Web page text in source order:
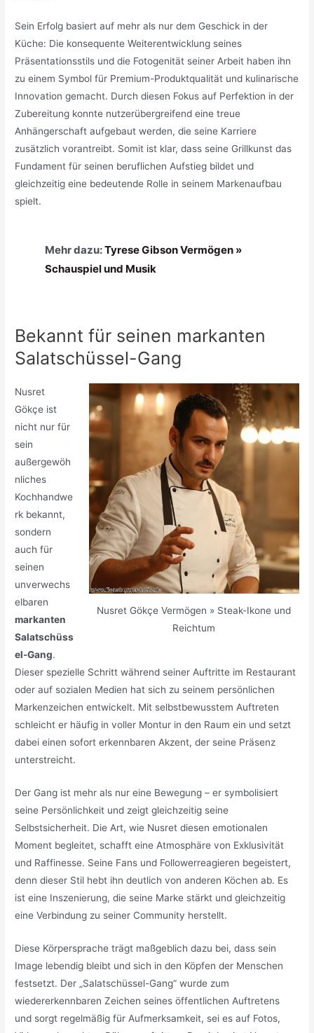
Sein Erfolg basiert auf mehr als nur dem Geschick in der
Küche: Die konsequente Weiterentwicklung seines
Präsentationsstils und die Fotogenität seiner Arbeit haben ihn
zu einem Symbol für Premium-Produktqualität und kulinarische
Innovation gemacht. Durch diesen Fokus auf Perfektion in der
Zubereitung konnte nutzerübergreifend eine treue
Anhängerschaft aufgebaut werden, die seine Karriere
zusätzlich vorantreibt. Somit ist klar, dass seine Grillkunst das
Fundament für seinen beruflichen Aufstieg bildet und
gleichzeitig eine bedeutende Rolle in seinem Markenaufbau
spielt.
Mehr dazu:Tyrese Gibson Vermögen »
Schauspiel und Musik
Bekannt für seinen markanten
Salatschüssel-Gang
Nusret Gökçe Vermögen » Steak-Ikone und
Reichtum
Nusret
Gökçe ist
nicht nur für
sein
außergewöh
nliches
Kochhandwe
rk bekannt,
sondern
auch für
seinen
unverwechs
elbaren
markanten
Salatschüss
el-Gang.
Dieser spezielle Schritt während seiner Auftritte im Restaurant
oder auf sozialen Medien hat sich zu seinem persönlichen
Markenzeichen entwickelt. Mit selbstbewusstem Auftreten
schleicht er häufig in voller Montur in den Raum ein und setzt
dabei einen sofort erkennbaren Akzent, der seine Präsenz
unterstreicht.
Der Gang ist mehr als nur eine Bewegung – er symbolisiert
seine Persönlichkeit und zeigt gleichzeitig seine
Selbstsicherheit. Die Art, wie Nusret diesen emotionalen
Moment begleitet, schafft eine Atmosphäre von Exklusivität
und Raffinesse. Seine Fans und Followerreagieren begeistert,
denn dieser Stil hebt ihn deutlich von anderen Köchen ab. Es
ist eine Inszenierung, die seine Marke stärkt und gleichzeitig
eine Verbindung zu seiner Community herstellt.
Diese Körpersprache trägt maßgeblich dazu bei, dass sein
Image lebendig bleibt und sich in den Köpfen der Menschen
festsetzt. Der „Salatschüssel-Gang“ wurde zum
wiedererkennbaren Zeichen seines öffentlichen Auftretens
und sorgt regelmäßig für Aufmerksamkeit, sei es auf Fotos,